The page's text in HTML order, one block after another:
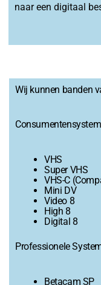
naar een digitaal
Wij kunnen banden
VHS
Super VHS
VHS-C
Mini DV
Video 8
High 8
Digital 8
Professionele
Betacam SP